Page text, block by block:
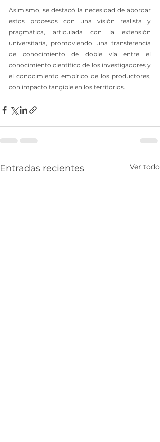
Asimismo, se destacó la necesidad de abordar
estos procesos con una visión realista y
pragmática, articulada con la extensión
universitaria, promoviendo una transferencia
de conocimiento de doble vía entre el
conocimiento científico de los investigadores y
el conocimiento empírico de los productores,
con impacto tangible en los territorios.
Entradas recientes Ver todo